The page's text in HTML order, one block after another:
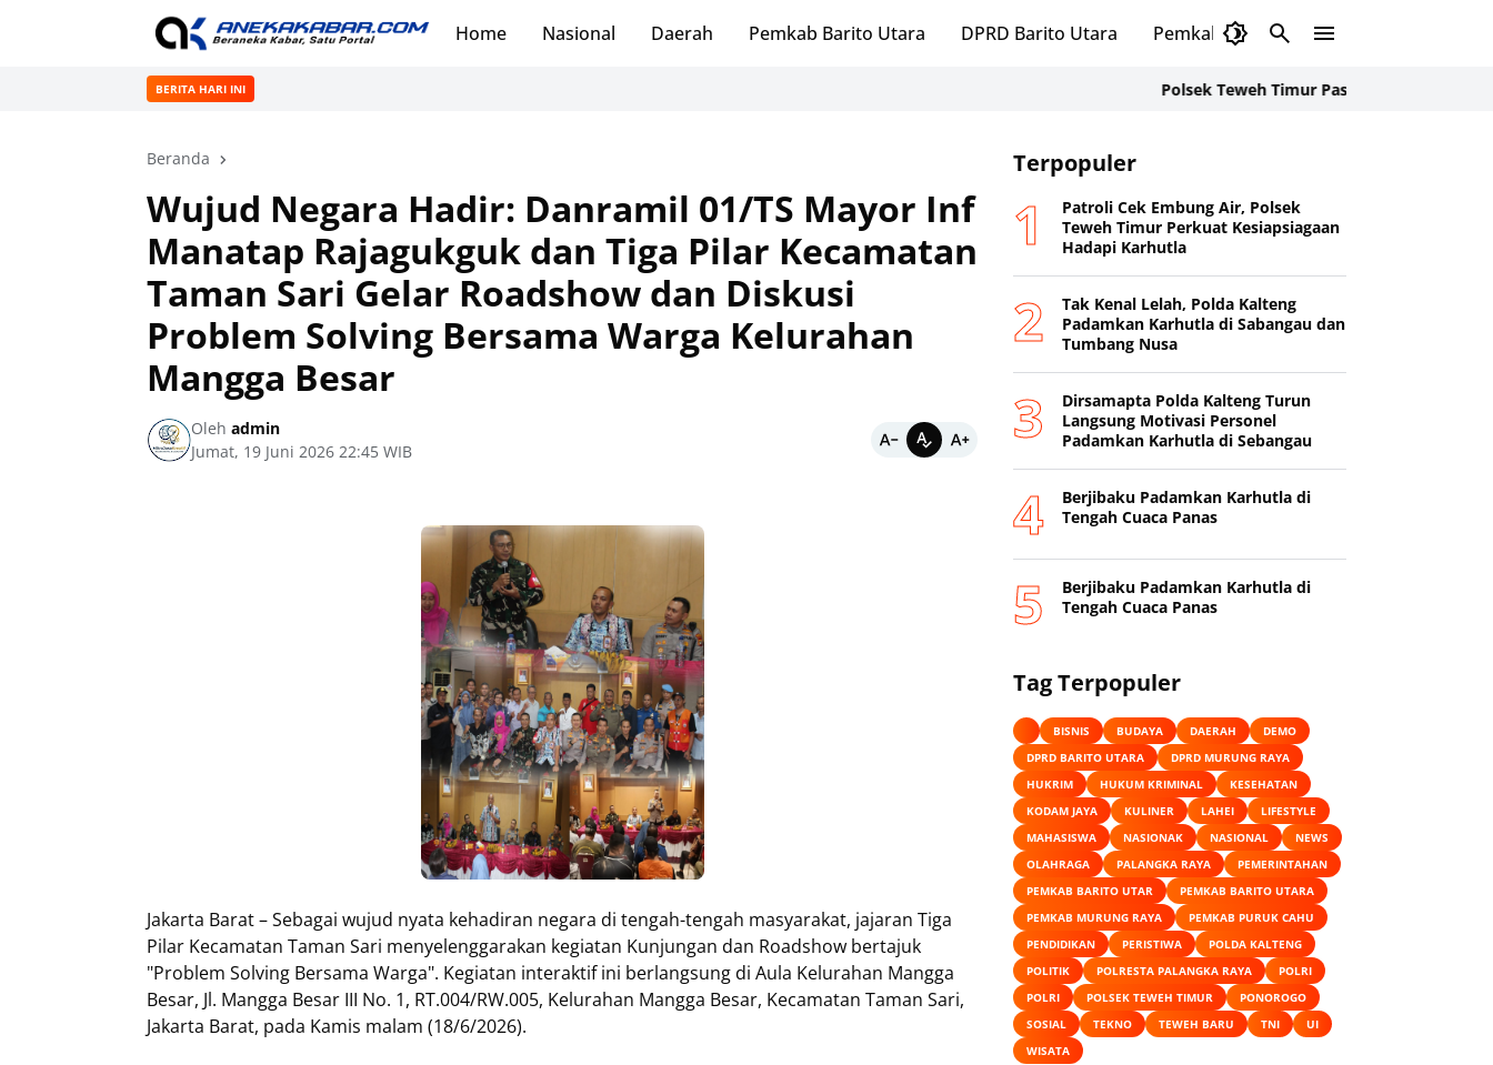
Home Nasional Daerah Pemkab Barito Utara DPRD Barito Utara Pemkab Murung Raya
BERITA HARI INI Polsek Teweh Timur Pasang Spanduk Stop
Beranda
Wujud Negara Hadir: Danramil 01/TS Mayor Inf
Manatap Rajagukguk dan Tiga Pilar Kecamatan
Taman Sari Gelar Roadshow dan Diskusi
Problem Solving Bersama Warga Kelurahan
Mangga Besar
Oleh admin
Jumat, 19 Juni 2026 22:45 WIB
Jakarta Barat – Sebagai wujud nyata kehadiran negara di tengah-tengah masyarakat, jajaran Tiga
Pilar Kecamatan Taman Sari menyelenggarakan kegiatan Kunjungan dan Roadshow bertajuk
"Problem Solving Bersama Warga". Kegiatan interaktif ini berlangsung di Aula Kelurahan Mangga
Besar, Jl. Mangga Besar III No. 1, RT.004/RW.005, Kelurahan Mangga Besar, Kecamatan Taman Sari,
Jakarta Barat, pada Kamis malam (18/6/2026).
Terpopuler
Patroli Cek Embung Air, Polsek
Teweh Timur Perkuat Kesiapsiagaan
Hadapi Karhutla
Tak Kenal Lelah, Polda Kalteng
Padamkan Karhutla di Sabangau dan
Tumbang Nusa
Dirsamapta Polda Kalteng Turun
Langsung Motivasi Personel
Padamkan Karhutla di Sebangau
Berjibaku Padamkan Karhutla di
Tengah Cuaca Panas
Berjibaku Padamkan Karhutla di
Tengah Cuaca Panas
Tag Terpopuler
BISNIS BUDAYA DAERAH
DEMO
DPRD BARITO UTARA
DPRD MURUNG RAYA
HUKRIM
HUKUM KRIMINAL
KESEHATAN
KODAM JAYA
KULINER LAHEI
LIFESTYLE
MAHASISWA
NASIONAK NASIONAL
NEWS
OLAHRAGA
PALANGKA RAYA
PEMERINTAHAN
PEMKAB BARITO UTAR
PEMKAB BARITO UTARA
PEMKAB MURUNG RAYA
PEMKAB PURUK CAHU
PENDIDIKAN
PERISTIWA
POLDA KALTENG
POLITIK
POLRESTA PALANGKA RAYA
POLRI
POLRI
POLSEK TEWEH TIMUR
PONOROGO
SOSIAL
TEKNO TEWEH BARU TNI
UI
WISATA